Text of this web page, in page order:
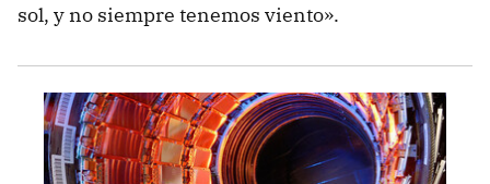
sol, y no siempre tenemos viento».